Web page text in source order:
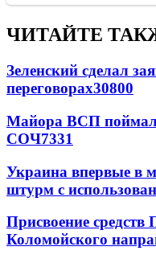
ЧИТАЙТЕ
Зеленский сделал
переговорах30800
Майора ВСП
СОЧ7331
Украина впервые в
штурм с
Присвоение
Коломойского